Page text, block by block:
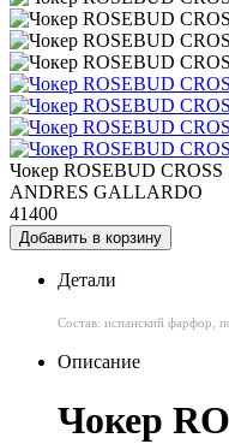
Чокер ROSEBUD CROSS
ANDRES GALLARDO
41400
Добавить в корзину
Детали
Состав: испанский фарфор,
Описание
Чокер